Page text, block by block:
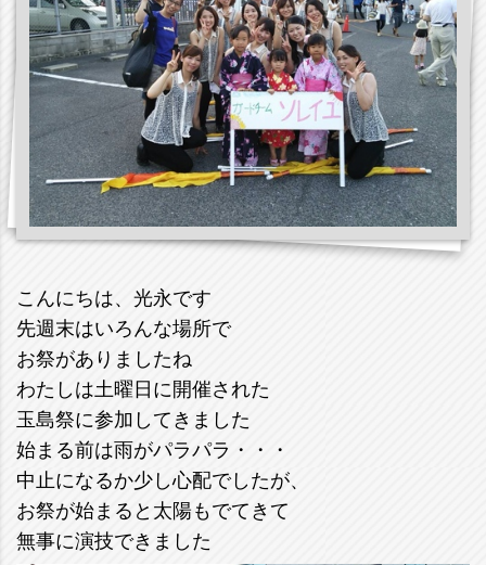
こんにちは、光永です
先週末はいろんな場所で
お祭がありましたね
わたしは土曜日に開催された
玉島祭に参加してきました
始まる前は雨がパラパラ・・・
中止になるか少し心配でしたが、
お祭が始まると太陽もでてきて
無事に演技できました